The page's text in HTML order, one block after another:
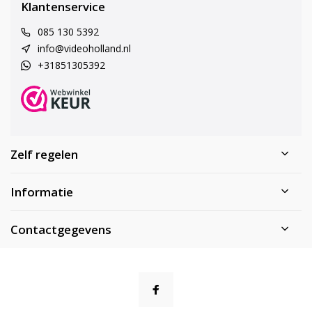
Klantenservice
085 130 5392
info@videoholland.nl
+31851305392
Zelf regelen
Informatie
Contactgegevens